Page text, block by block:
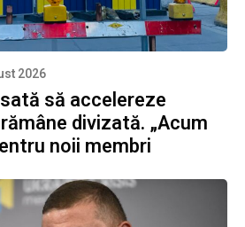
2026
să accelereze
divizată. „Acum
noii membri